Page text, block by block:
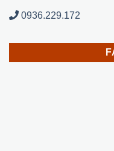
0936.229.172